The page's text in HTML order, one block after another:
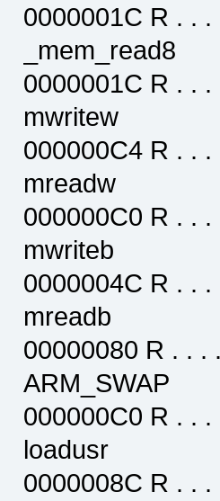
0000001C R . . .
0000001C R . . .
mwritew
000000C4 R . . .
mreadw
000000C0 R . . .
mwriteb
0000004C R . . .
mreadb
00000080 R . . .
000000C0 R . . .
loadusr
0000008C R . . .